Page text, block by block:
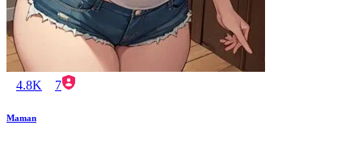
4.8K 7
Maman